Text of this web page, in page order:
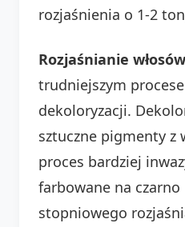
rozjaśnienia o 1-2
Rozjaśnianie
trudniejszym
dekoloryzacji.
sztuczne pigmenty z
proces bardziej
farbowane na
stopniowego